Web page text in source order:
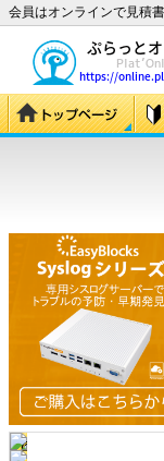
会員はオンラインで見積